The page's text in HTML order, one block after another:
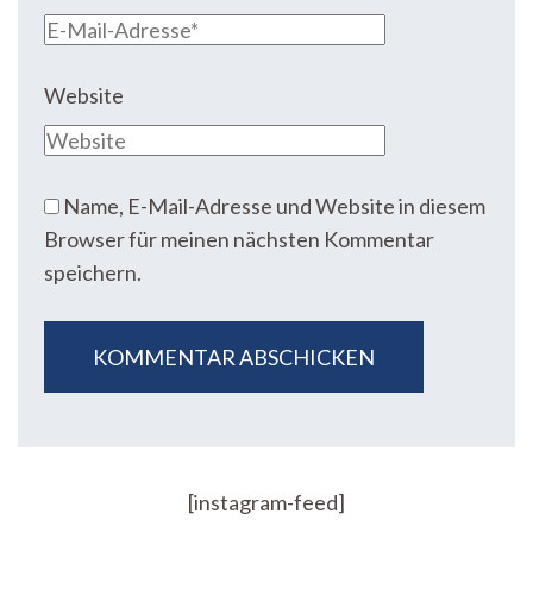
Website
Name, E-Mail-Adresse und Website in diesem
Browser für meinen nächsten Kommentar
speichern.
[instagram-feed]